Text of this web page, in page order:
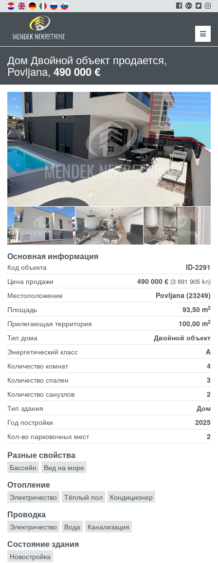
Menu
Дом Двойной объект продается,
Povljana, 490 000 €
Основная информация
Код объекта
ID-2291
Цена продажи
490 000 € (3 691 905 kn)
Местоположение
Povljana (23249)
Площадь
93,50 m2
Прилегающая территория 100,00 m2
Тип дома
Двойной объект
Энергетический класс
A
Количество комнат
4
Количество спален
3
Количество санузлов
2
Тип здания
Дом
Год постройки
2025
Кол-во парковочных мест
2
Разные свойства
Бассейн Вид на море
Отопление
Электричество Тёплый пол Кондиционер
Проводка
Электричество Вода Канализация
Состояние здания
Новостройка